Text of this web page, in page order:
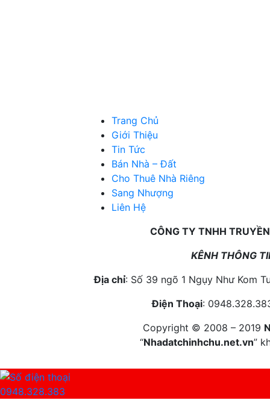
Trang Chủ
Giới Thiệu
Tin Tức
Bán Nhà – Đất
Cho Thuê Nhà Riêng
Sang Nhượng
Liên Hệ
CÔNG TY TNHH
KÊNH THÔNG
Địa chỉ: Số 39 ngõ 1 Ngụy Như Kom
Điện Thoại:
Copyright © 2008 – 2019
“Nhadatchinhchu.net.vn”
0948.328.383